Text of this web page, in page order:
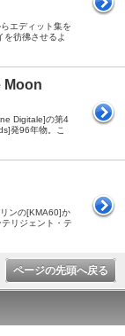
エディット集を
を彷彿させるよ
Moon
Digitale]の第4
発96年物。こ
ンの[KMA60]か
リジェント・テ
ページの先頭へ戻る